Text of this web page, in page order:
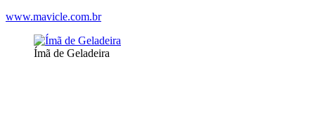
www.mavicle.com.br
Ímã de Geladeira